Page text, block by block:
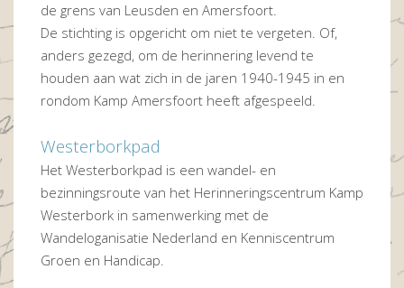
de grens van Leusden en Amersfoort.
De stichting is opgericht om niet te vergeten. Of,
anders gezegd, om de herinnering levend te
houden aan wat zich in de jaren 1940-1945 in en
rondom Kamp Amersfoort heeft afgespeeld.
Westerborkpad
Het Westerborkpad is een wandel- en
bezinningsroute van het Herinneringscentrum Kamp
Westerbork in samenwerking met de
Wandeloganisatie Nederland en Kenniscentrum
Groen en Handicap.